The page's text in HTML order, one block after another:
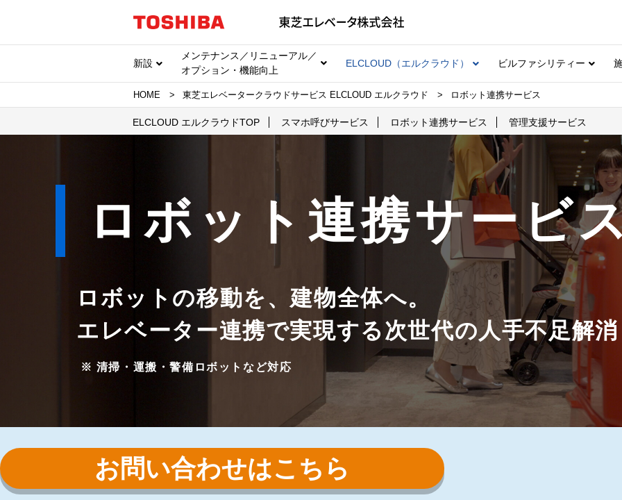
新設
メンテナンス／リニューアル／
オプション・機能向上
ELCLOUD（エルクラウド） ビルファシリティー
HOME 東芝エレベータークラウドサービス ELCLOUD エルクラウド ロボット連携サービス
ELCLOUD エルクラウドTOP スマホ呼びサービス ロボット連携サービス 管理支援サービス
ロボット連携サービ
ロボットの移動を、建物全体へ。
エレベーター連携で実現する次世代の人手不足解
※ 清掃・運搬・警備ロボットなど対応
お問い合わせはこちら